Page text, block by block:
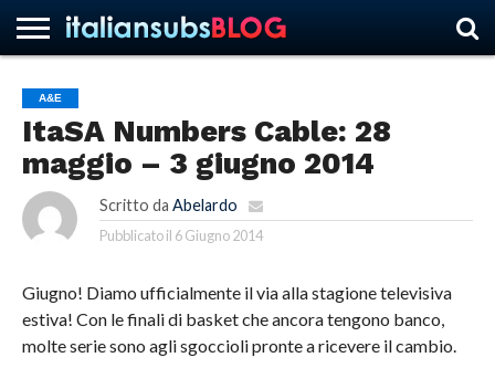
HOME
NEWS
ASCOLTI
RECENSIONI
INTERVISTE
CURIOSITÀ
CHI
SIAMO
CONTATTACI
FORUM
ITALIANSUBS
A&E
ItaSA Numbers Cable: 28
maggio – 3 giugno 2014
Scritto da Abelardo
Pubblicato il 6 Giugno 2014
Giugno! Diamo ufficialmente il via alla stagione televisiva
estiva! Con le finali di basket che ancora tengono banco,
molte serie sono agli sgoccioli pronte a ricevere il cambio.